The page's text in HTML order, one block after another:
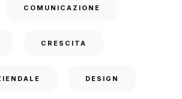
COMUNICAZIONE
CRESCITA
DESIGN